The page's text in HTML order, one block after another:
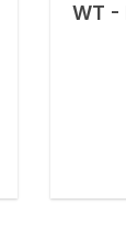
WT -